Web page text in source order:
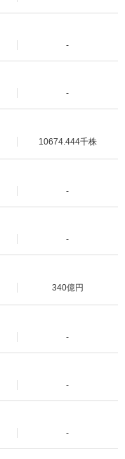
-
-
10674.444千株
-
-
340億円
-
-
-